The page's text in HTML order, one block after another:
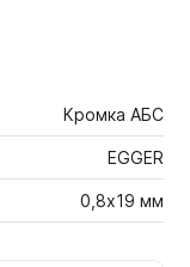
Кромка АБС
EGGER
0,8х19 мм